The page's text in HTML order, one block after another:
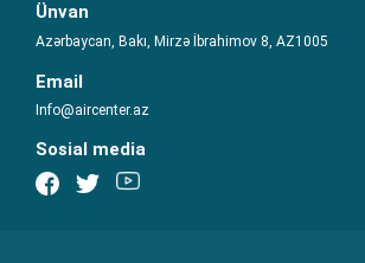
Ünvan
Azərbaycan, Bakı, Mirzə İbrahimov 8, AZ1005
Email
Info@aircenter.az
Sosial media